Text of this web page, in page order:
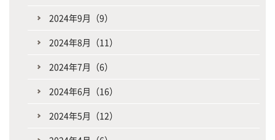
2024年9月（9）
2024年8月（11）
2024年7月（6）
2024年6月（16）
2024年5月（12）